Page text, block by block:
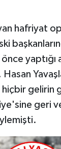
hafriyat
yaptığı
gelirin
geri